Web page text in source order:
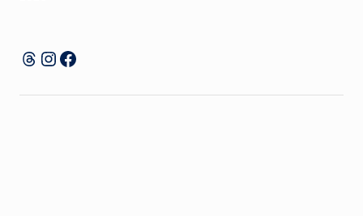
Threads
Instagram
Facebook